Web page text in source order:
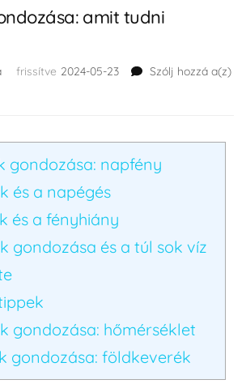
amit tudni
frissítve 2024-05-23
Szólj hozzá a(z)
gondozása: napfény
és a napégés
és a fényhiány
gondozása és a túl sok víz
gondozása: hőmérséklet
gondozása: földkeverék